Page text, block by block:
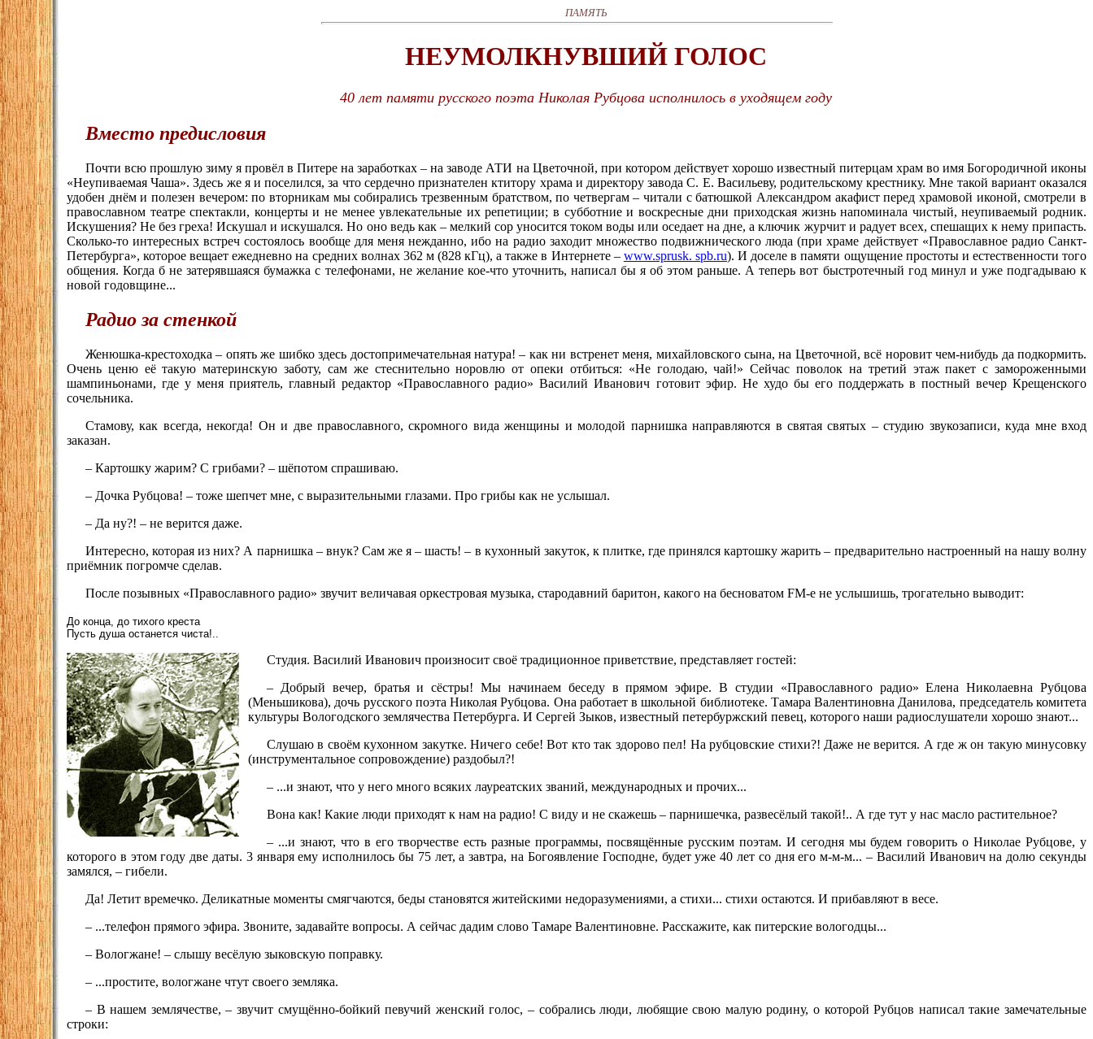
ПАМЯТЬ
НЕУМОЛКНУВШИЙ ГОЛОС
40 лет памяти русского поэта Николая Рубцова исполнилось в уходящем году
Вместо предисловия
Почти всю прошлую зиму я провёл в Питере на заработках – на заводе АТИ на Цветочной, при котором действует хорошо известный питерцам храм во имя Богородичной иконы
«Неупиваемая Чаша». Здесь же я и поселился, за что сердечно признателен ктитору храма и директору завода С. Е. Васильеву, родительскому крестнику. Мне такой вариант оказался
удобен днём и полезен вечером: по вторникам мы собирались трезвенным братством, по четвергам – читали с батюшкой Александром акафист перед храмовой иконой, смотрели в
православном театре спектакли, концерты и не менее увлекательные их репетиции; в субботние и воскресные дни приходская жизнь напоминала чистый, неупиваемый родник.
Искушения? Не без греха! Искушал и искушался. Но оно ведь как – мелкий сор уносится током воды или оседает на дне, а ключик журчит и радует всех, спешащих к нему припасть.
Сколько-то интересных встреч состоялось вообще для меня нежданно, ибо на радио заходит множество подвижнического люда (при храме действует «Православное радио Санкт-
Петербурга», которое вещает ежедневно на средних волнах 362 м (828 кГц), а также в Интернете – www.sprusk. spb.ru). И доселе в памяти ощущение простоты и естественности того
общения. Когда б не затерявшаяся бумажка с телефонами, не желание кое-что уточнить, написал бы я об этом раньше. А теперь вот быстротечный год минул и уже подгадываю к
новой годовщине...
Радио за стенкой
Женюшка-крестоходка – опять же шибко здесь достопримечательная натура! – как ни встренет меня, михайловского сына, на Цветочной, всё норовит чем-нибудь да подкормить.
Очень ценю её такую материнскую заботу, сам же стеснительно норовлю от опеки отбиться: «Не голодаю, чай!» Сейчас поволок на третий этаж пакет с замороженными
шампиньонами, где у меня приятель, главный редактор «Православного радио» Василий Иванович готовит эфир. Не худо бы его поддержать в постный вечер Крещенского
сочельника.
Стамову, как всегда, некогда! Он и две православного, скромного вида женщины и молодой парнишка направляются в святая святых – студию звукозаписи, куда мне вход
заказан.
– Картошку жарим? С грибами? – шёпотом спрашиваю.
– Дочка Рубцова! – тоже шепчет мне, с выразительными глазами. Про грибы как не услышал.
– Да ну?! – не верится даже.
Интересно, которая из них? А парнишка – внук? Сам же я – шасть! – в кухонный закуток, к плитке, где принялся картошку жарить – предварительно настроенный на нашу волну
приёмник погромче сделав.
После позывных «Православного радио» звучит величавая оркестровая музыка, стародавний баритон, какого на бесноватом FM-е не услышишь, трогательно выводит:
До конца, до тихого креста
Пусть душа останется чиста!..
Студия. Василий Иванович произносит своё традиционное приветствие, представляет гостей:
– Добрый вечер, братья и сёстры! Мы начинаем беседу в прямом эфире. В студии «Православного радио» Елена Николаевна Рубцова
(Меньшикова), дочь русского поэта Николая Рубцова. Она работает в школьной библиотеке. Тамара Валентиновна Данилова, председатель комитета
культуры Вологодского землячества Петербурга. И Сергей Зыков, известный петербуржский певец, которого наши радиослушатели хорошо знают...
Слушаю в своём кухонном закутке. Ничего себе! Вот кто так здорово пел! На рубцовские стихи?! Даже не верится. А где ж он такую минусовку
(инструментальное сопровождение) раздобыл?!
– ...и знают, что у него много всяких лауреатских званий, международных и прочих...
Вона как! Какие люди приходят к нам на радио! С виду и не скажешь – парнишечка, развесёлый такой!.. А где тут у нас масло растительное?
– ...и знают, что в его творчестве есть разные программы, посвящённые русским поэтам. И сегодня мы будем говорить о Николае Рубцове, у
которого в этом году две даты. 3 января ему исполнилось бы 75 лет, а завтра, на Богоявление Господне, будет уже 40 лет со дня его м-м-м... – Василий Иванович на долю секунды
замялся, – гибели.
Да! Летит времечко. Деликатные моменты смягчаются, беды становятся житейскими недоразумениями, а стихи... стихи остаются. И прибавляют в весе.
– ...телефон прямого эфира. Звоните, задавайте вопросы. А сейчас дадим слово Тамаре Валентиновне. Расскажите, как питерские вологодцы...
– Вологжане! – слышу весёлую зыковскую поправку.
– ...простите, вологжане чтут своего земляка.
– В нашем землячестве, – звучит смущённо-бойкий певучий женский голос, – собрались люди, любящие свою малую родину, о которой Рубцов написал такие замечательные
строки: